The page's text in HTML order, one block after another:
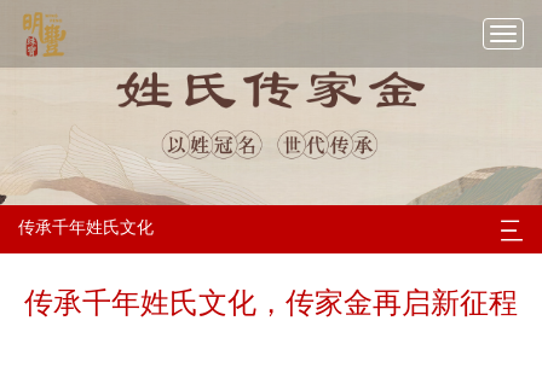
切
传承千年姓氏文化
传承千年姓氏文化，传家金再启新征程